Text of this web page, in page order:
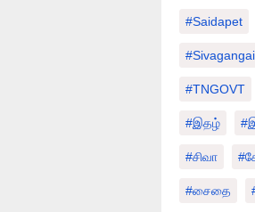
#saidapet
#sivagangai
#TNGOVT
#இதழ்
#சிவா
#சைதை